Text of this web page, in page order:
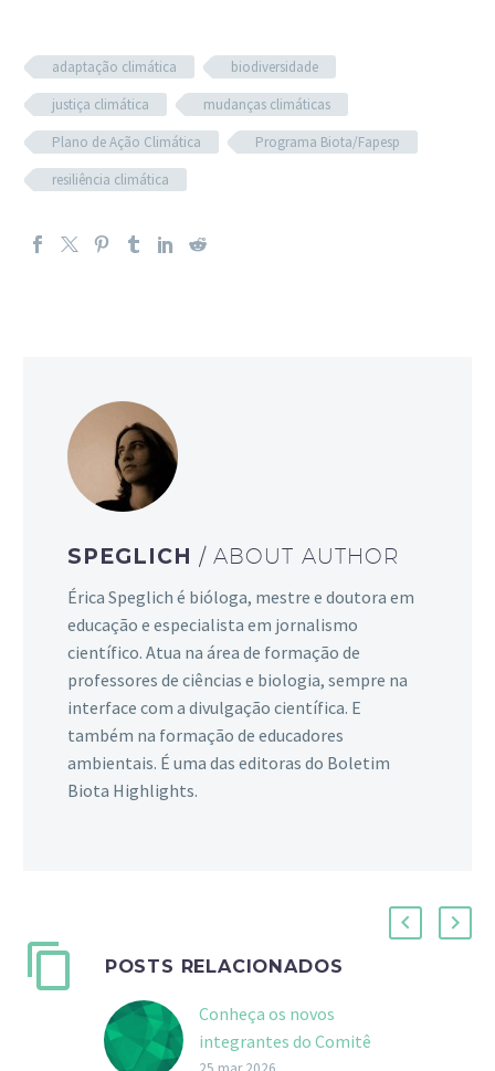
adaptação climática
biodiversidade
justiça climática
mudanças climáticas
Plano de Ação Climática
Programa Biota/Fapesp
resiliência climática
SPEGLICH / ABOUT AUTHOR
Érica Speglich é bióloga, mestre e doutora em
educação e especialista em jornalismo
científico. Atua na área de formação de
professores de ciências e biologia, sempre na
interface com a divulgação científica. E
também na formação de educadores
ambientais. É uma das editoras do Boletim
Biota Highlights.
POSTS RELACIONADOS
Conheça os novos
integrantes do Comitê